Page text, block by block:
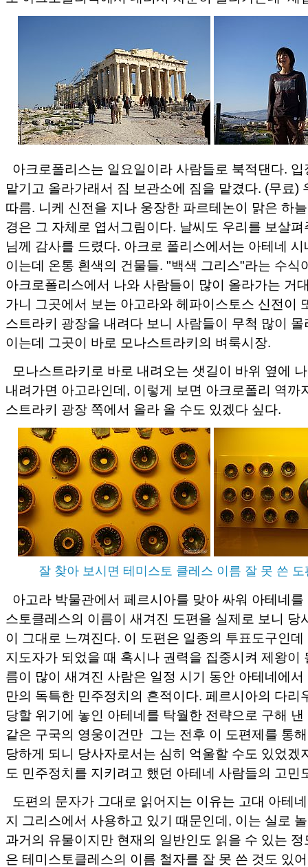
아크로폴리스는 일요일이라 사람들로 북적댄다.
맡기고 올라가래서 짐 보관소에 짐을 맡겼다. (무료)
따름. 니케 신전을 지나 웅장한 파르테논이 맑은 하
경은 그 자체로 엽서그림이다. 날씨도 우리를 보살
님께 감사를 드렸다. 아크로 폴리스에서는 아테네
이는데 온통 흰색의 건물들. "백색 그리스"라는 수식
아크로폴리스에서 나와 사람들이 많이 올라가는 거
가니 그곳에서 보는 아고라와 헤파이스토스 신전이
스트라키 광장을 내려다 보니 사람들이 무척 많이
이는데 그곳이 바로 모나스트라키의 벼룩시장.
모나스트라키로 바로 내려오는 샛길이 바위 옆에
내려가면 아고라인데, 이렇게 보면 아크로폴리 역까
스트라키 광장 쪽에서 올라 올 수도 있겠다 싶다.
잘 찾아 보시면 테미스토 클레스 이름 잘 못 쓴
아고라 박물관에서 페르시아를 맞아 싸워 아테네
스토클레스의 이름이 새겨진 도편을 실제로 보니 당
이 그대로 느껴진다. 이 도편은 일종의 투표도구인
지도자가 되었을 때 혹시나 권력을 집중시켜 제왕이
름이 많이 새겨진 사람은 일정 시기 동안 아테네에
만의 독특한 민주정치의 흔적이다. 페르시아의 다리
당할 위기에 놓인 아테네를 탁월한 전략으로 구해
같은 구국의 영웅이건만 그는 전후 이 도편제를 통
당하게 되니 당사자로서는 심히 억울할 수도 있었겠
도 민주정치를 지키려고 했던 아테네 사람들의 고민
도편의 문자가 그대로 읽어지는 이유는 고대 아테
지 그리스에서 사용하고 있기 때문인데, 이는 실로
과거의 유물이지만 현재의 일반인도 읽을 수 있는
은 테미스토클레스의 이름 철자를 잘 못 쓴 것도 있